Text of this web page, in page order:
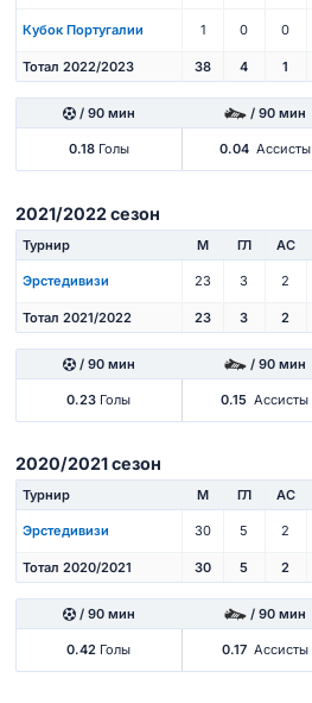
Кубок Португалии 1 0 0
Тотал 2022/2023 38 4 1
/ 90 мин / 90 мин
0.18Голы 0.04 Ассисты
2021/2022 сезон
Турнир М ГЛ АС
Эрстедивизи 23 3 2
Тотал 2021/2022 23 3 2
/ 90 мин / 90 мин
0.23 Голы 0.15 Ассисты
2020/2021 сезон
Турнир М ГЛ АС
Эрстедивизи 30 5 2
Тотал 2020/2021 30 5 2
/ 90 мин / 90 мин
0.42 Голы 0.17 Ассисты